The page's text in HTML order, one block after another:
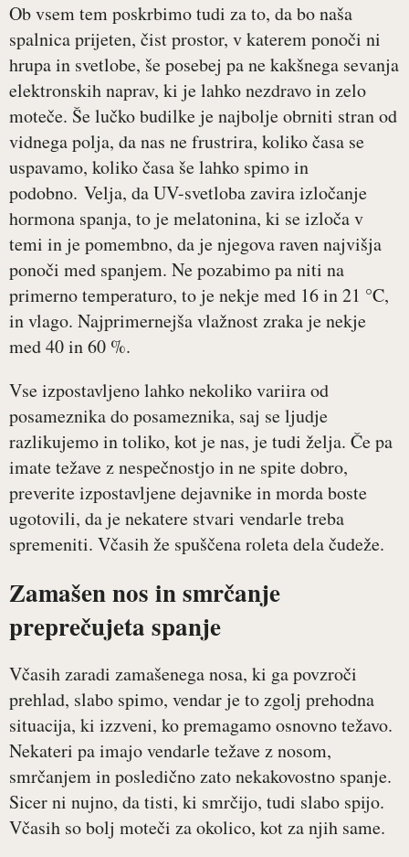
Ob vsem tem poskrbimo tudi za to, da bo naša
spalnica prijeten, čist prostor, v katerem ponoči ni
hrupa in svetlobe, še posebej pa ne kakšnega sevanja
elektronskih naprav, ki je lahko nezdravo in zelo
moteče. Še lučko budilke je najbolje obrniti stran od
vidnega polja, da nas ne frustrira, koliko časa se
uspavamo, koliko časa še lahko spimo in
podobno. Velja, da UV-svetloba zavira izločanje
hormona spanja, to je melatonina, ki se izloča v
temi in je pomembno, da je njegova raven najvišja
ponoči med spanjem. Ne pozabimo pa niti na
primerno temperaturo, to je nekje med 16 in 21 °C,
in vlago. Najprimernejša vlažnost zraka je nekje
med 40 in 60 %.
Vse izpostavljeno lahko nekoliko variira od
posameznika do posameznika, saj se ljudje
razlikujemo in toliko, kot je nas, je tudi želja. Če pa
imate težave z nespečnostjo in ne spite dobro,
preverite izpostavljene dejavnike in morda boste
ugotovili, da je nekatere stvari vendarle treba
spremeniti. Včasih že spuščena roleta dela čudeže.
Zamašen nos in smrčanje
preprečujeta spanje
Včasih zaradi zamašenega nosa, ki ga povzroči
prehlad, slabo spimo, vendar je to zgolj prehodna
situacija, ki izzveni, ko premagamo osnovno težavo.
Nekateri pa imajo vendarle težave z nosom,
smrčanjem in posledično zato nekakovostno spanje.
Sicer ni nujno, da tisti, ki smrčijo, tudi slabo spijo.
Včasih so bolj moteči za okolico, kot za njih same.